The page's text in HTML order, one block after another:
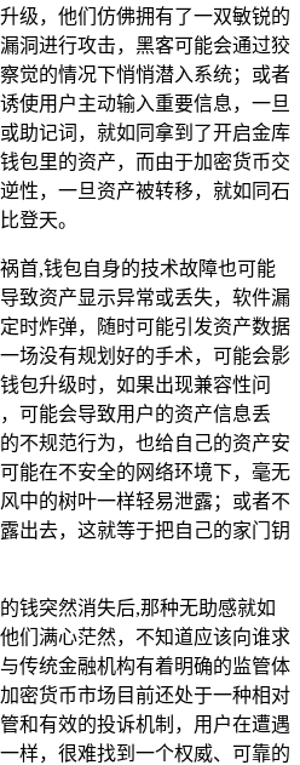
级，他们仿佛拥有了一双敏锐的
洞进行攻击，黑客可能会通过狡
觉的情况下悄悄潜入系统；或者
使用户主动输入重要信息，一旦
助记词，就如同拿到了开启金库
包里的资产，而由于加密货币交
性，一旦资产被转移，就如同石
登天。
首,钱包自身的技术故障也可能
致资产显示异常或丢失，软件漏
时炸弹，随时可能引发资产数据
场没有规划好的手术，可能会影
包升级时，如果出现兼容性问
可能会导致用户的资产信息丢
不规范行为，也给自己的资产安
能在不安全的网络环境下，毫无
中的树叶一样轻易泄露；或者不
出去，这就等于把自己的家门钥
钱突然消失后,那种无助感就如
们满心茫然，不知道应该向谁求
传统金融机构有着明确的监管体
密货币市场目前还处于一种相对
和有效的投诉机制，用户在遭遇
样，很难找到一个权威、可靠的